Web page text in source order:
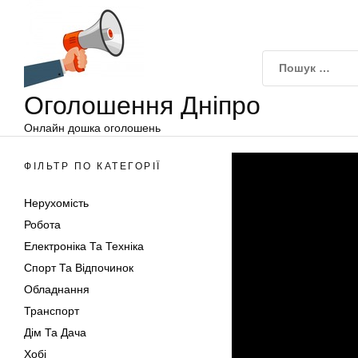
Оголошення Дніпро
Онлайн дошка оголошень
ФІЛЬТР ПО КАТЕГОРІЇ
Нерухомість
Робота
Електроніка Та Техніка
Спорт Та Відпочинок
Обладнання
Транспорт
Дім Та Дача
Хобі